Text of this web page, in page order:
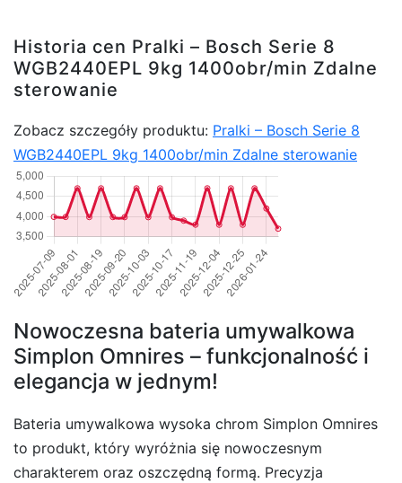
Historia cen Pralki – Bosch Serie 8
WGB2440EPL 9kg 1400obr/min Zdalne
sterowanie
Zobacz szczegóły produktu: Pralki – Bosch Serie 8
WGB2440EPL 9kg 1400obr/min Zdalne sterowanie
Nowoczesna bateria umywalkowa
Simplon Omnires – funkcjonalność i
elegancja w jednym!
Bateria umywalkowa wysoka chrom Simplon Omnires
to produkt, który wyróżnia się nowoczesnym
charakterem oraz oszczędną formą. Precyzja